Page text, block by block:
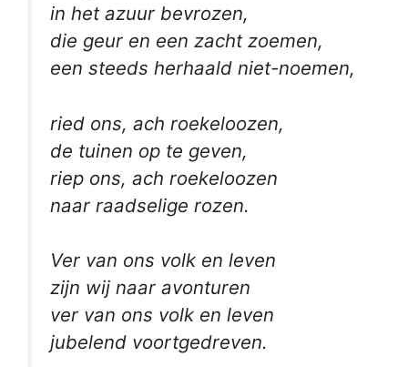
in het azuur bevrozen,
die geur en een zacht zoemen,
een steeds herhaald niet-noemen,
ried ons, ach roekeloozen,
de tuinen op te geven,
riep ons, ach roekeloozen
naar raadselige rozen.
Ver van ons volk en leven
zijn wij naar avonturen
ver van ons volk en leven
jubelend voortgedreven.